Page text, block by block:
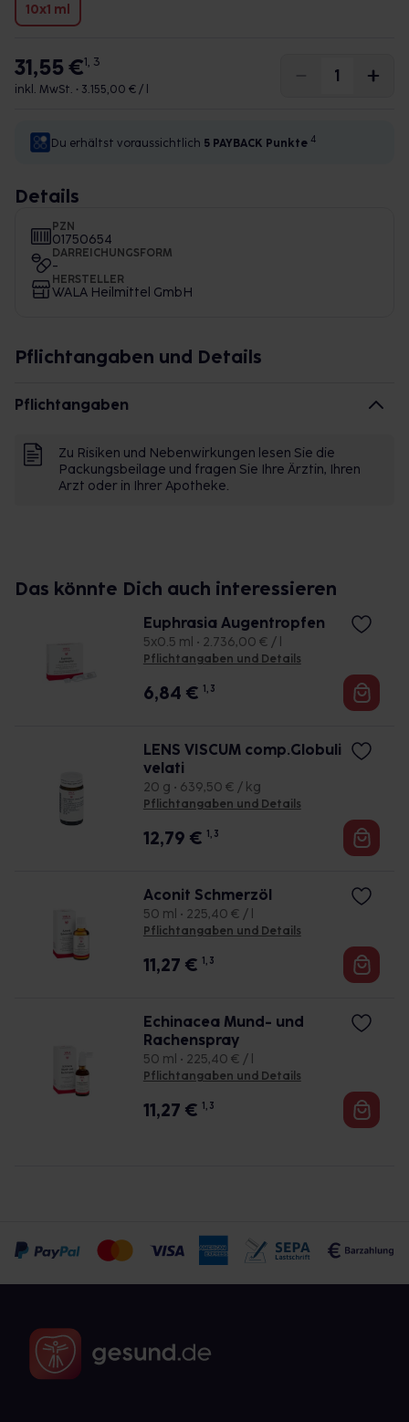
10x1 ml
31,55 €1, 3
inkl. MwSt. • 3.155,00 € / l
Du erhältst voraussichtlich 5 PAYBACK Punkte 4
Details
PZN
01750654
DARREICHUNGSFORM
-
HERSTELLER
WALA Heilmittel GmbH
Pflichtangaben und Details
Pflichtangaben
Zu Risiken und Nebenwirkungen lesen Sie die
Packungsbeilage und fragen Sie Ihre Ärztin, Ihren
Arzt oder in Ihrer Apotheke.
Das könnte Dich auch interessieren
Euphrasia Augentropfen
5x0.5 ml • 2.736,00 € / l
Pflichtangaben und Details
6,84 € 1, 3
LENS VISCUM comp.Globuli
velati
20 g • 639,50 € / kg
Pflichtangaben und Details
12,79 € 1, 3
Aconit Schmerzöl
50 ml • 225,40 € / l
Pflichtangaben und Details
11,27 € 1, 3
Echinacea Mund- und
Rachenspray
50 ml • 225,40 € / l
Pflichtangaben und Details
11,27 € 1, 3